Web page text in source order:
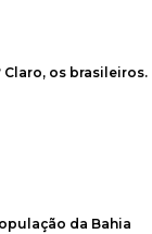
Claro, os brasileiros.
da Bahia